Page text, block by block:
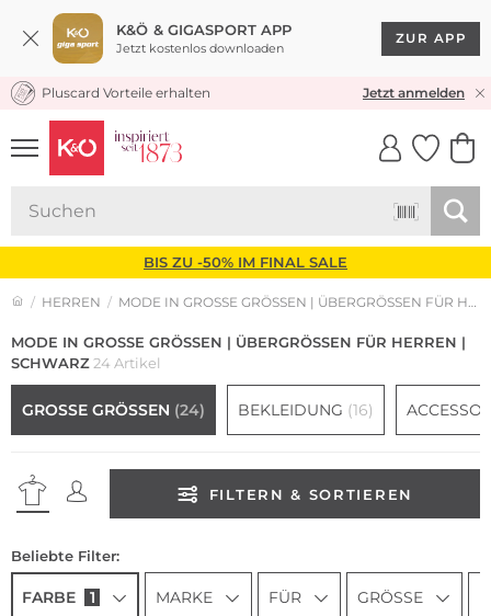
K&Ö & GIGASPORT APP
Jetzt kostenlos downloaden
ZUR APP
KOSTENLOSER VERSAND* & RÜCKVERSAND
Pluscard Vorteile erhalten Jetzt anmelden
UNSERE APP
CLICK &
BIS ZU -50% IM FINAL SALE
HERREN MODE IN GROSSE GRÖSSEN | ÜBERGRÖSSEN FÜR HERREN
MODE IN GROSSE GRÖSSEN | ÜBERGRÖSSEN FÜR HERREN |
SCHWARZ24 Artikel
GROSSE GRÖSSEN (24) BEKLEIDUNG (16)
FILTERN & SORTIEREN
Beliebte Filter:
FARBE 1 MARKE FÜR GRÖSSE